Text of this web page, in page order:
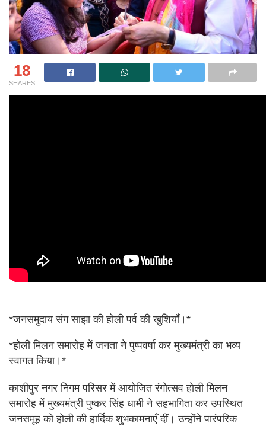
18
SHARES
*जनसमुदाय संग साझा की होली पर्व की खुशियाँ।*
*होली मिलन समारोह में जनता ने पुष्पवर्षा कर मुख्यमंत्री का भव्य
स्वागत किया।*
काशीपुर नगर निगम परिसर में आयोजित रंगोत्सव होली मिलन
समारोह में मुख्यमंत्री पुष्कर सिंह धामी ने सहभागिता कर उपस्थित
जनसमूह को होली की हार्दिक शुभकामनाएँ दीं। उन्होंने पारंपरिक